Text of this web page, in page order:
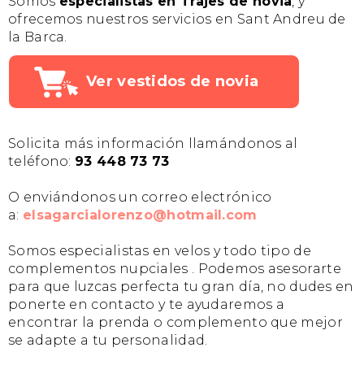
ofrecemos nuestros servicios en Sant Andreu de
la Barca.
Ver vestidos de novia
Solicita más información llamándonos al
teléfono: 93 448 73 73
O enviándonos un correo electrónico
a: elsagarcialorenzo@hotmail.com
Somos especialistas en velos y todo tipo de
complementos nupciales . Podemos asesorarte
para que luzcas perfecta tu gran día, no dudes en
ponerte en contacto y te ayudaremos a
encontrar la prenda o complemento que mejor
se adapte a tu personalidad.